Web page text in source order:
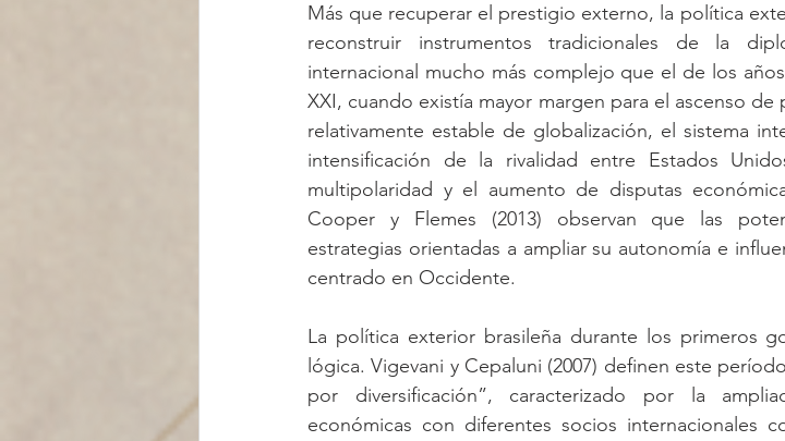
Más que recuperar el prestigio externo, la política
reconstruir instrumentos tradicionales de la
internacional mucho más complejo que el de los
XXI, cuando existía mayor margen para el ascenso
relativamente estable de globalización, el sistema
intensificación de la rivalidad entre Estados
multipolaridad y el aumento de disputas
Cooper y Flemes (2013) observan que las
estrategias orientadas a ampliar su autonomía e
centrado en Occidente.
La política exterior brasileña durante los primeros
lógica. Vigevani y Cepaluni (2007) definen este
por diversificación”, caracterizado por la
económicas con diferentes socios internacionales